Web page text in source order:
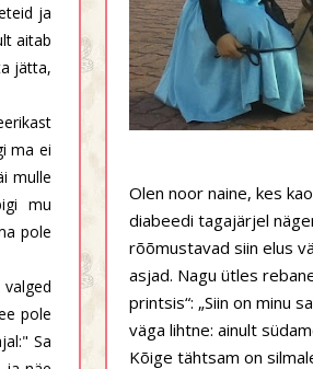
ja
aitab
jätta,
ma ei
mulle
mu
pole
pole
Sa
Olen noor naine, kes
diabeedi tagajärjel
rõõmustavad siin elus
asjad. Nagu ütles
printsis“: „Siin on minu
väga lihtne: ainult
Kõige tähtsam on